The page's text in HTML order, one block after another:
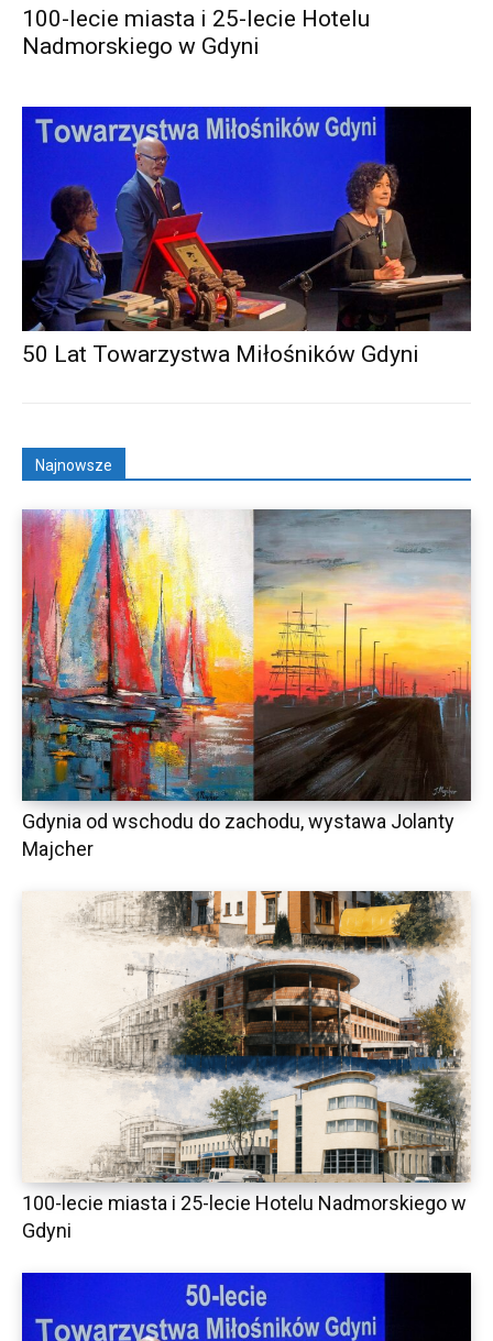
100-lecie miasta i 25-lecie Hotelu
Nadmorskiego w Gdyni
50 Lat Towarzystwa Miłośników Gdyni
Najnowsze
Gdynia od wschodu do zachodu, wystawa Jolanty
Majcher
100-lecie miasta i 25-lecie Hotelu Nadmorskiego w
Gdyni